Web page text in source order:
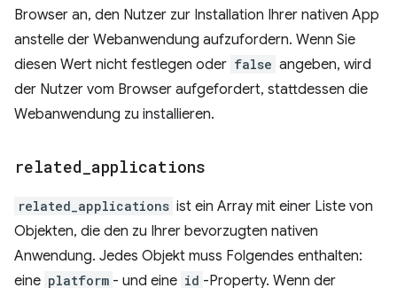
Browser an, den Nutzer zur Installation Ihrer nativen App
anstelle der Webanwendung aufzufordern. Wenn Sie
diesen Wert nicht festlegen oder false angeben, wird
der Nutzer vom Browser aufgefordert, stattdessen die
Webanwendung zu installieren.
related applications
related_applications ist ein Array mit einer Liste von
Objekten, die den zu Ihrer bevorzugten nativen
Anwendung. Jedes Objekt muss Folgendes enthalten:
eine platform - und eine id -Property. Wenn der